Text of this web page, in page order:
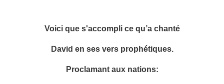
Voici que s'accompli ce qu’a chanté
David en ses vers prophétiques.
Proclamant aux nations: